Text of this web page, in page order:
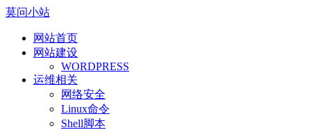
莫问小站
网站首页
网站建设
WORDPRESS
运维相关
网络安全
Linux命令
Shell脚本